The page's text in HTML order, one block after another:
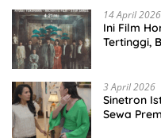
14 April 2026
Ini Film
Tertinggi,
3 April 2026
Sinetron
Sewa